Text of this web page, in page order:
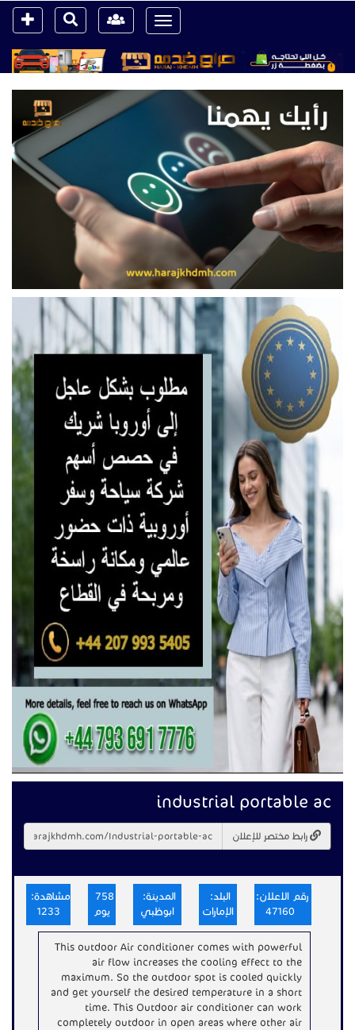
Toggle
navigation
industrial portable ac
رابط مختصر للإعلان
رقم الاعلان:
البلد:
الإمارات
المدينة:
ابوظبي
يوم
مشاهدة:
1233
This outdoor Air conditioner comes with powerful
air flow increases the cooling effect to the
maximum. So the outdoor spot is cooled quickly
and get yourself the desired temperature in a short
time. This Outdoor air conditioner can work
completely outdoor in open areas where other air